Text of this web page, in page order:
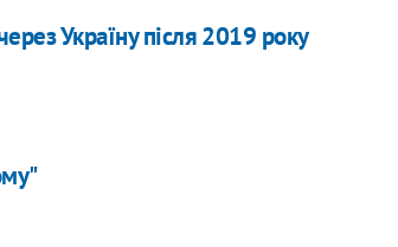
Україну після 2019 року